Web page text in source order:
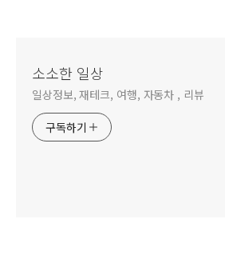
소소한 일상
일상정보, 재테크, 여행, 자동차 , 리뷰
구독하기